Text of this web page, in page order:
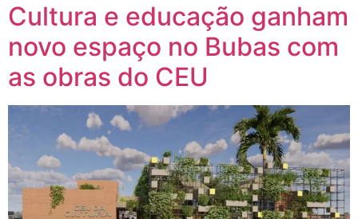
Cultura e educação ganham
novo espaço no Bubas com
as obras do CEU